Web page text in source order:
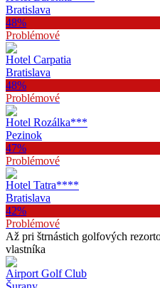
Bratislava
48%
Problémové
Hotel Carpatia
Bratislava
48%
Problémové
Hotel Rozálka***
Pezinok
47%
Problémové
Hotel Tatra****
Bratislava
42%
Problémové
Až pri štrnástich golfových
vlastníka
Airport Golf Club